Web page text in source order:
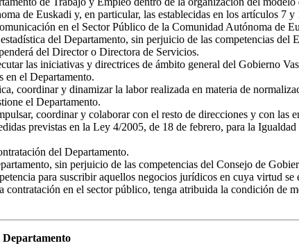
de Euskadi y, en particular, las establecidas en los artículos 7
en el Sector Público de la Comunidad Autónoma de
del Departamento, sin perjuicio de las competencias
del Director o Directora de Servicios.
las iniciativas y directrices de ámbito general del Gobierno
en el Departamento.
coordinar y dinamizar la labor realizada en materia de
el Departamento.
coordinar y colaborar con el resto de direcciones y con las
previstas en la Ley 4/2005, de 18 de febrero, para la
del Departamento.
sin perjuicio de las competencias del Consejo de
para suscribir aquellos negocios jurídicos en cuya virtud
contratación en el sector público, tenga atribuida la condición
Departamento